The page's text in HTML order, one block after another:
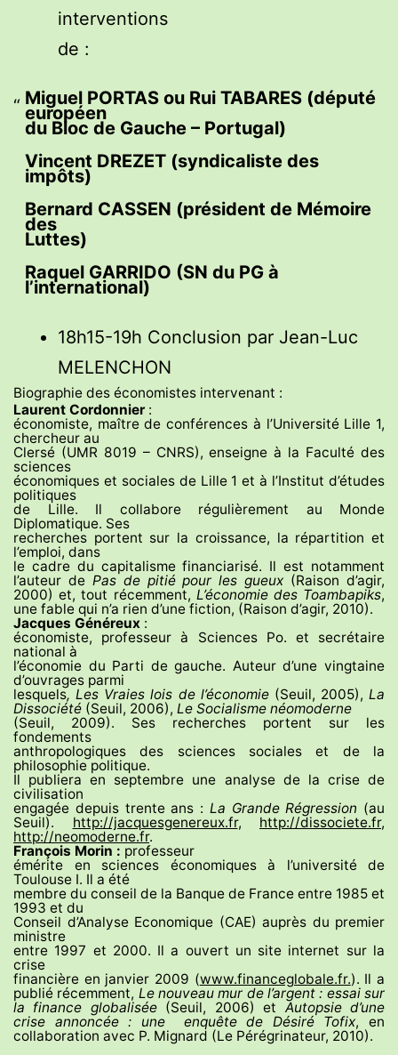
interventions
de :
Miguel PORTAS ou Rui TABARES (député
européen
du Bloc de Gauche – Portugal)
Vincent DREZET (syndicaliste des
impôts)
Bernard CASSEN (président de Mémoire
des
Luttes)
Raquel GARRIDO (SN du PG à
l’international)
18h15-19h Conclusion par Jean-Luc
MELENCHON
Biographie des économistes intervenant :
Laurent Cordonnier :
économiste, maître de conférences à l’Université Lille 1,
chercheur au
Clersé (UMR 8019 – CNRS), enseigne à la Faculté des
sciences
économiques et sociales de Lille 1 et à l’Institut d’études
politiques
de Lille. Il collabore régulièrement au Monde
Diplomatique. Ses
recherches portent sur la croissance, la répartition et
l’emploi, dans
le cadre du capitalisme financiarisé. Il est notamment
l’auteur de Pas de pitié pour les gueux (Raison d’agir,
2000) et, tout récemment, L’économie des Toambapiks,
une fable qui n’a rien d’une fiction, (Raison d’agir, 2010).
Jacques Généreux :
économiste, professeur à Sciences Po. et secrétaire
national à
l’économie du Parti de gauche. Auteur d’une vingtaine
d’ouvrages parmi
lesquels, Les Vraies lois de l’économie(Seuil, 2005), La
Dissociété (Seuil, 2006), Le Socialisme néomoderne
(Seuil, 2009). Ses recherches portent sur les
fondements
anthropologiques des sciences sociales et de la
philosophie politique.
Il publiera en septembre une analyse de la crise de
civilisation
engagée depuis trente ans : La Grande Régression (au
Seuil). http://jacquesgenereux.fr, http://dissociete.fr,
http://neomoderne.fr.
François Morin : professeur
émérite en sciences économiques à l’université de
Toulouse I. Il a été
membre du conseil de la Banque de France entre 1985 et
1993 et du
Conseil d’Analyse Economique (CAE) auprès du premier
ministre
entre 1997 et 2000. Il a ouvert un site internet sur la
crise
financière en janvier 2009 (www.financeglobale.fr.). Il a
publié récemment, Le nouveau mur de l’argent : essai sur
la finance globalisée (Seuil, 2006) et Autopsie d’une
crise annoncée : une enquête de Désiré Tofix, en
collaboration avec P. Mignard (Le Pérégrinateur, 2010).